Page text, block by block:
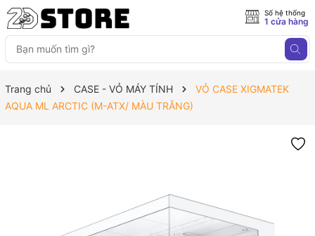
Số hệ thống
1 cửa hàng
Trang chủ CASE - VỎ MÁY TÍNH
VỎ CASE XIGMATEK
AQUA ML ARCTIC (M-ATX/ MÀU TRẮNG)